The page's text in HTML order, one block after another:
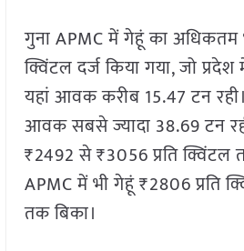
गुना APMC में गेहूं का अधिकतम
क्विंटल दर्ज किया गया, जो
यहां आवक करीब 15.47 टन
आवक सबसे ज्यादा 38.69 टन
₹2492 से ₹3056 प्रति क्विंटल
APMC में भी गेहूं ₹2806 प्रति
तक बिका।